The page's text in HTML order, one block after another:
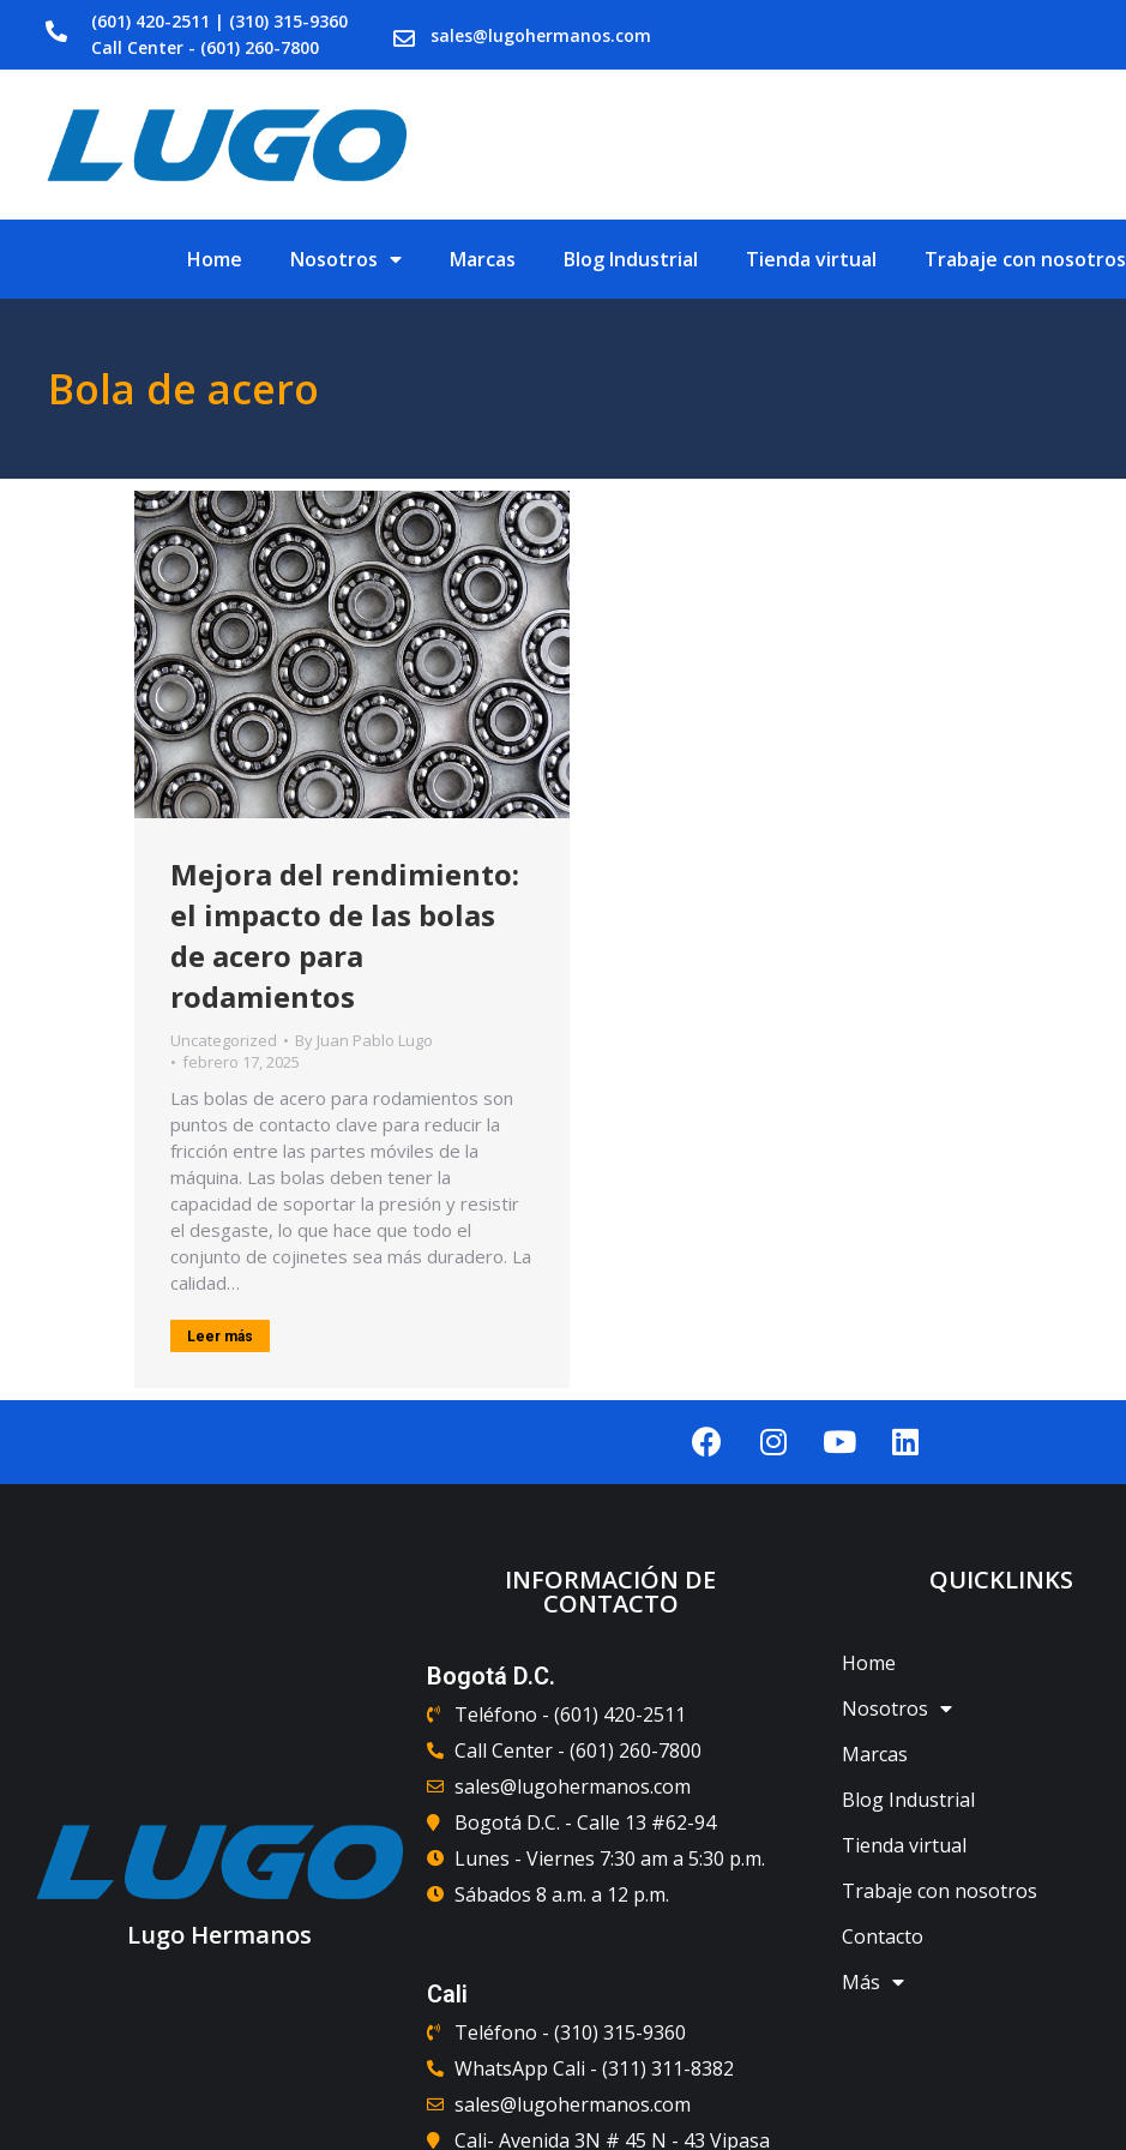
(601) 420-2511 | (310) 315-9360
Call Center - (601) 260-7800
sales@lugohermanos.com
Home Nosotros Marcas Blog Industrial Tienda virtual Trabaje con nosotros
Bola de acero
Mejora del rendimiento:
el impacto de las bolas
de acero para
rodamientos
Uncategorized By Juan Pablo Lugo
febrero 17, 2025
Las bolas de acero para rodamientos son
puntos de contacto clave para reducir la
fricción entre las partes móviles de la
máquina. Las bolas deben tener la
capacidad de soportar la presión y resistir
el desgaste, lo que hace que todo el
conjunto de cojinetes sea más duradero. La
calidad…
Leer más
Lugo Hermanos
INFORMACIÓN DE
CONTACTO
Bogotá D.C.
Teléfono - (601) 420-2511
Call Center - (601) 260-7800
sales@lugohermanos.com
Bogotá D.C. - Calle 13 #62-94
Lunes - Viernes 7:30 am a 5:30 p.m.
Sábados 8 a.m. a 12 p.m.
Cali
Teléfono - (310) 315-9360
WhatsApp Cali - (311) 311-8382
sales@lugohermanos.com
Cali- Avenida 3N # 45 N - 43 Vipasa
QUICKLINKS
Home
Nosotros
Marcas
Blog Industrial
Tienda virtual
Trabaje con nosotros
Contacto
Más